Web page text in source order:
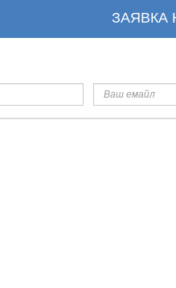
ЗАЯВКА
емайл